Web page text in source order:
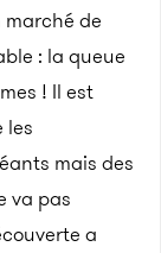
de
: la queue
! Il est
les
mais des
va pas
a